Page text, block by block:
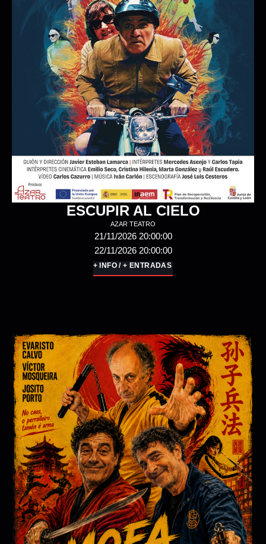
11/12/2026 20:00:00
+ INFO / + ENTRADAS
4200 KM
TEATRO INESTABLE
12/12/2026 20:00:00